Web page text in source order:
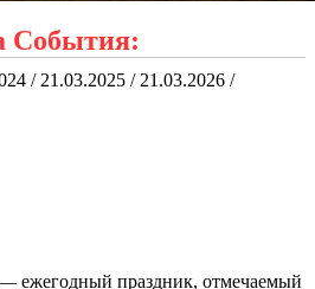
События:
/ 21.03.2025 / 21.03.2026 /
ежегодный праздник, отмечаемый